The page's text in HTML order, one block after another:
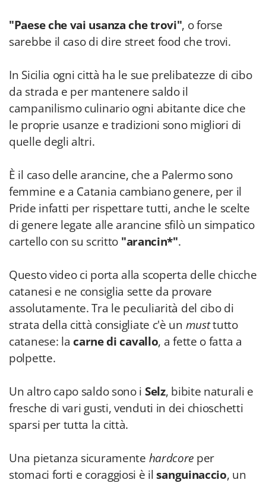
"Paese che vai usanza che trovi", o forse
sarebbe il caso di dire street food che trovi.
In Sicilia ogni città ha le sue prelibatezze di cibo
da strada e per mantenere saldo il
campanilismo culinario ogni abitante dice che
le proprie usanze e tradizioni sono migliori di
quelle degli altri.
È il caso delle arancine, che a Palermo sono
femmine e a Catania cambiano genere, per il
Pride infatti per rispettare tutti, anche le scelte
di genere legate alle arancine sfilò un simpatico
cartello con su scritto "arancin*".
Questo video ci porta alla scoperta delle chicche
catanesi e ne consiglia sette da provare
assolutamente. Tra le peculiarità del cibo di
strata della città consigliate c'è un musttutto
catanese: la carne di cavallo, a fette o fatta a
polpette.
Un altro capo saldo sono i Selz, bibite naturali e
fresche di vari gusti, venduti in dei chioschetti
sparsi per tutta la città.
Una pietanza sicuramente hardcore per
stomaci forti e coraggiosi è ilsanguinaccio, un